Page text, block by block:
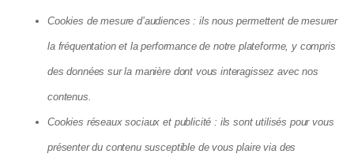
Cookies de mesure d’audiences : ils nous permettent de mesurer
la fréquentation et la performance de notre plateforme, y compris
des données sur la manière dont vous interagissez avec nos
contenus.
Cookies réseaux sociaux et publicité : ils sont utilisés pour vous
présenter du contenu susceptible de vous plaire via des